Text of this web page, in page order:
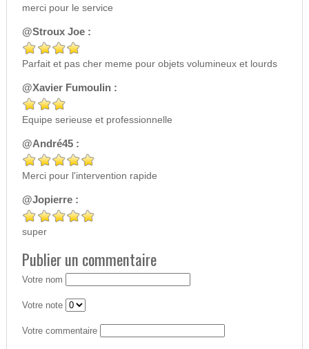
merci pour le service
@Stroux Joe :
Parfait et pas cher meme pour objets volumineux et lourds
@Xavier Fumoulin :
Equipe serieuse et professionnelle
@André45 :
Merci pour l'intervention rapide
@Jopierre :
super
Publier un commentaire
Votre nom
Votre note
Votre commentaire